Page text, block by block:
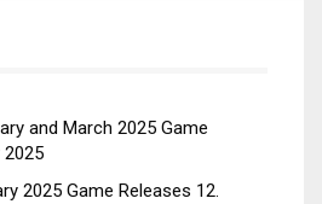
and March 2025 Game
2025
2025 Game Releases 12.